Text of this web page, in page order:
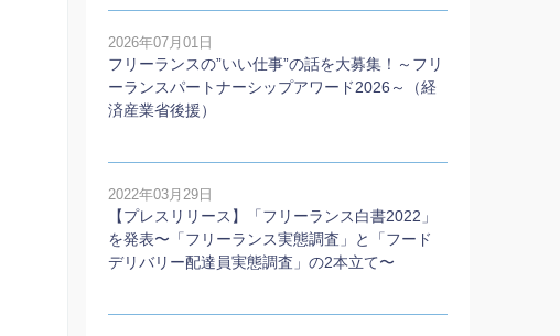
2026年07月01日
フリーランスの”いい仕事”の話を大募集！～フリ
ーランスパートナーシップアワード2026～（経
済産業省後援）
2022年03月29日
【プレスリリース】「フリーランス白書2022」
を発表〜「フリーランス実態調査」と「フード
デリバリー配達員実態調査」の2本⽴て〜